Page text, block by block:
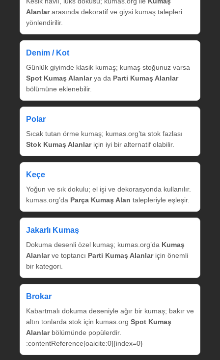
Alanlararasında dekoratif ve giysi kumaş talepleri
yönlendirilir.
Denim / Kot
Günlük giyimde klasik kumaş; kumaş stoğunuz varsa
Spot Kumaş Alanlarya da Parti Kumaş Alanlar
bölümüne eklenebilir.
Polar
Sıcak tutan örme kumaş; kumas.org’ta stok fazlası
Stok Kumaş Alanlariçin iyi bir alternatif olabilir.
Keçe
Yoğun ve sık dokulu; el işi ve dekorasyonda kullanılır.
kumas.org’da Parça Kumaş Alan talepleriyle eşleşir.
Jakarlı Kumaş
Dokuma desenli özel kumaş; kumas.org’da Kumaş
Alanlarve toptancı Parti Kumaş Alanlariçin önemli
bir kategori.
Brokar
Kabartmalı dokuma deseniyle ağır bir kumaş; bakır ve
altın tonlarda stok için kumas.org Spot Kumaş
Alanlarbölümünde popülerdir.
:contentReference[oaicite:0]{index=0}